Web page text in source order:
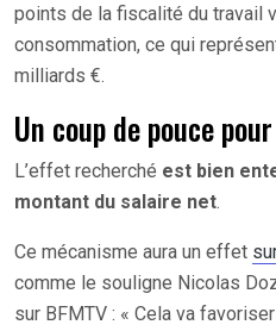
points de la fiscalité du travail
consommation, ce qui
milliards €.
Un coup de pouce
L’effet recherché est bien
montant du salaire net.
Ce mécanisme aura un effet
comme le souligne Nicolas
sur BFMTV : « Cela va